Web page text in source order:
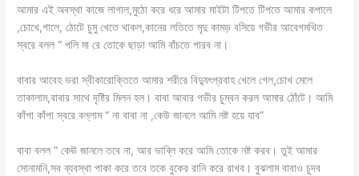
আমার এই অবস্থা কাজে লাগাল,মুঠো করে ধরে আমার মাইটা টিপতে টিপতে আমার কপালে
,চোখে,গালে, ঠোটে চুমু খেতে থাকল,কানের লতিতে মৃদু কামড় বসিয়ে গভীর আবেগমথিত
স্বরে বলল “ পলি মা রে তোকে ছাড়া আমি বাঁচতে পারব না।
বাবার আবেহ ভরা স্বীকারোক্তিতে আমার শরীরে বিদ্যুৎপ্রবাহ খেলে গেল,চোখ মেলে
তাকালাম,বাবার সাথে দৃষ্টির মিলন হল। বাবা আবার গভীর চুম্বন করল আমার ঠোঁটে। আমি
কাঁপা কাঁপা স্বরে বল্লাম “ না বাবা না ,কেউ জানলে আমি নষ্ট হয়ে যাব”
বাবা বলল “ কেঊ জানলে তবে না, আর ভাব্লি করে আমি তোকে নষ্ট করব। তুই আমার
সোনামনি,সব ব্যবস্থা পাকা করে তবে তকে বুকের রানি করে রাখব। বুঝলাম বাবাও চুদব